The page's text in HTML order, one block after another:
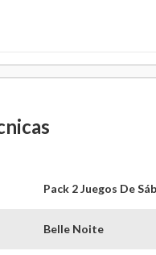
Pack 2 Juegos De
Belle Noite